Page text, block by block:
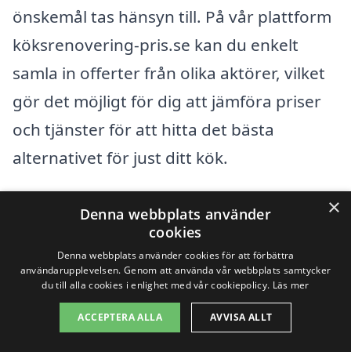
önskemål tas hänsyn till. På vår plattform
köksrenovering-pris.se kan du enkelt
samla in offerter från olika aktörer, vilket
gör det möjligt för dig att jämföra priser
och tjänster för att hitta det bästa
alternativet för just ditt kök.
Oavsett om du planerar en liten
uppfräschning eller en omfattande
renovering, är det viktigt att ha en
realistisk budget och vara medveten om
vad som påverkar priset på
×
Denna webbplats använder
cookies
Denna webbplats använder cookies för att förbättra
användarupplevelsen. Genom att använda vår webbplats samtycker
du till alla cookies i enlighet med vår cookiepolicy. Läs mer
ACCEPTERA ALLA AVVISA ALLT